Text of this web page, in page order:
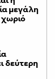
μεγάλη
δεύτερη